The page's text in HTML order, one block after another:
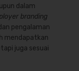
dalam
branding
pengalaman
mendapatkan
juga sesuai